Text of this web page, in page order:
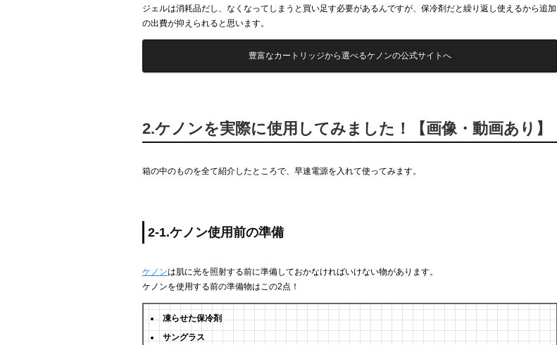
ジェルは消耗品だし、なくなってしまうと買い足す必要があるんですが、保冷剤だと繰り返し使えるから追加
の出費が抑えられると思います。
豊富なカートリッジから選べるケノンの公式サイトへ
2.ケノンを実際に使用してみました！【画像・動画あり】
箱の中のものを全て紹介したところで、早速電源を入れて使ってみます。
2-1.ケノン使用前の準備
ケノンは肌に光を照射する前に準備しておかなければいけない物があります。
ケノンを使用する前の準備物はこの2点！
凍らせた保冷剤
サングラス